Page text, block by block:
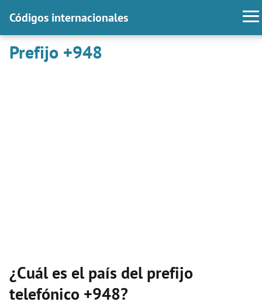
Códigos internacionales
Prefijo +948
¿Cuál es el país del prefijo
telefónico +948?